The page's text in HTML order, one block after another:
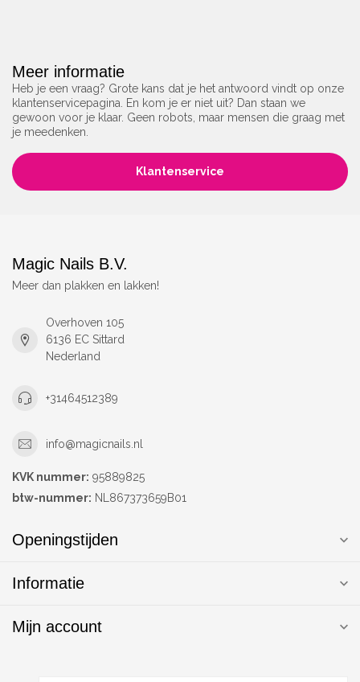
Meer informatie
Heb je een vraag? Grote kans dat je het antwoord vindt op onze
klantenservicepagina. En kom je er niet uit? Dan staan we
gewoon voor je klaar. Geen robots, maar mensen die graag met
je meedenken.
Klantenservice
Magic Nails B.V.
Meer dan plakken en lakken!
Overhoven 105
6136 EC Sittard
Nederland
+31464512389
info@magicnails.nl
KVK nummer: 95889825
btw-nummer: NL867373659B01
Openingstijden
Informatie
Mijn account